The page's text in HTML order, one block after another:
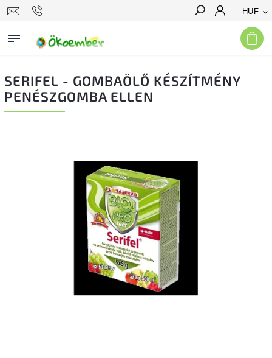
HUF
Keresés
SERIFEL - GOMBAÖLŐ KÉSZÍTMÉNY
PENÉSZGOMBA ELLEN